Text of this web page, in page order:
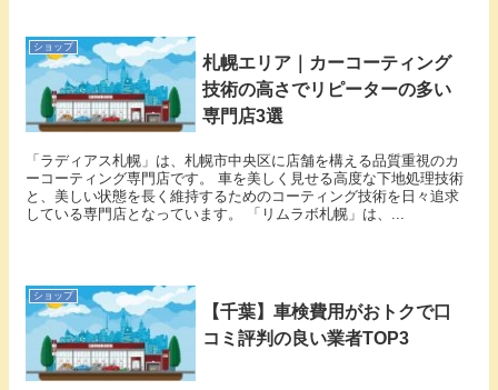
ショップ
札幌エリア｜カーコーティング
技術の高さでリピーターの多い
専門店3選
「ラディアス札幌」は、札幌市中央区に店舗を構える品質重視のカ
ーコーティング専門店です。 車を美しく見せる高度な下地処理技術
と、美しい状態を長く維持するためのコーティング技術を日々追求
している専門店となっています。 「リムラボ札幌」は、...
ショップ
【千葉】車検費用がおトクで口
コミ評判の良い業者TOP3